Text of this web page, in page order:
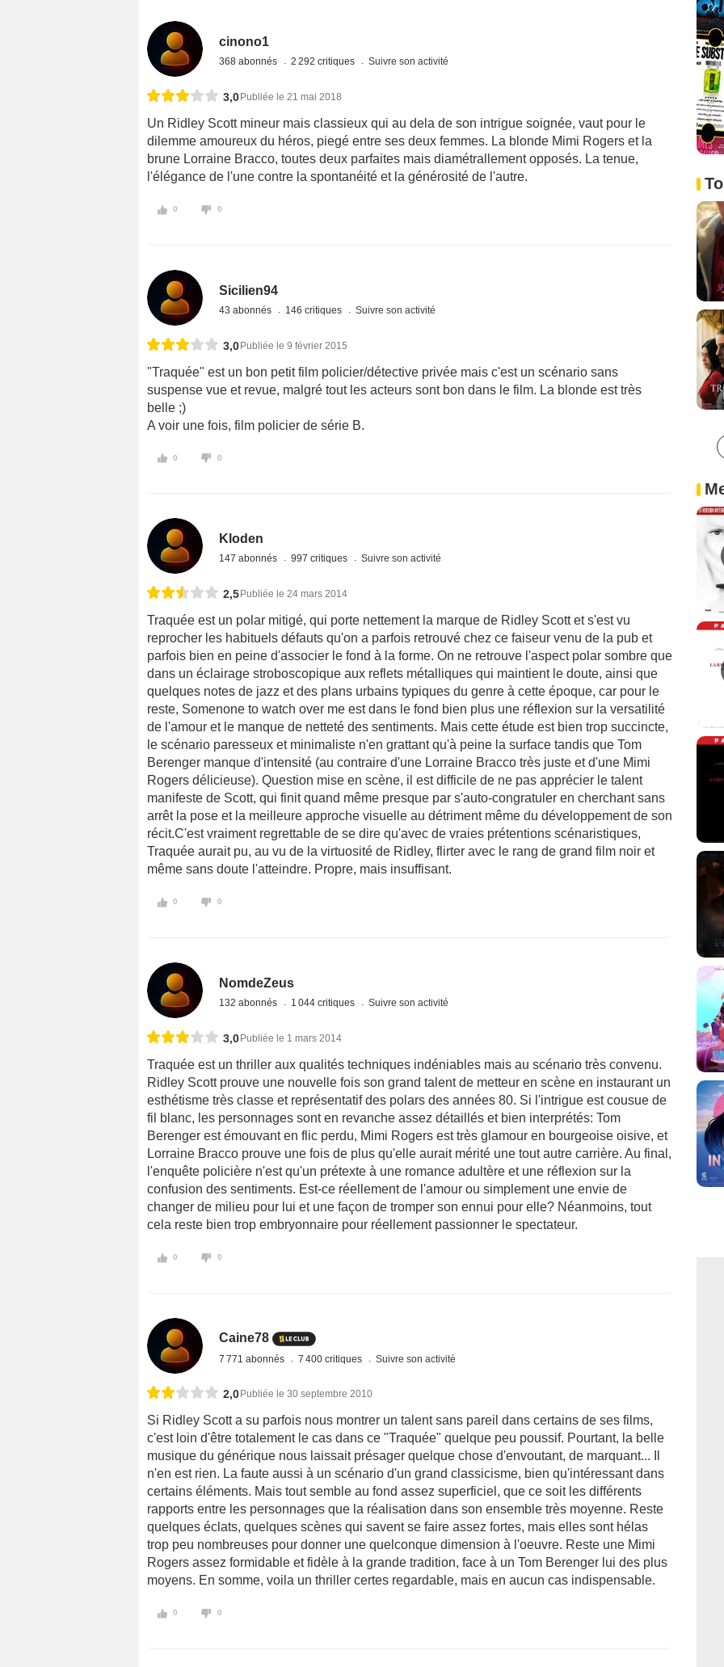
cinono1
368 abonnés 2 292 critiques Suivre son activité
3,0Publiée le 21 mai 2018
Un Ridley Scott mineur mais classieux qui au dela de son intrigue soignée, vaut pour le
dilemme amoureux du héros, piegé entre ses deux femmes. La blonde Mimi Rogers et la
brune Lorraine Bracco, toutes deux parfaites mais diamétrallement opposés. La tenue,
l'élégance de l'une contre la spontanéité et la générosité de l'autre.
0 0
Sicilien94
43 abonnés 146 critiques Suivre son activité
3,0Publiée le 9 février 2015
"Traquée" est un bon petit film policier/détective privée mais c'est un scénario sans
suspense vue et revue, malgré tout les acteurs sont bon dans le film. La blonde est très
belle ;)
A voir une fois, film policier de série B.
0 0
Kloden
147 abonnés 997 critiques Suivre son activité
2,5 Publiée le 24 mars 2014
Traquée est un polar mitigé, qui porte nettement la marque de Ridley Scott et s'est vu
reprocher les habituels défauts qu'on a parfois retrouvé chez ce faiseur venu de la pub et
parfois bien en peine d'associer le fond à la forme. On ne retrouve l'aspect polar sombre que
dans un éclairage stroboscopique aux reflets métalliques qui maintient le doute, ainsi que
quelques notes de jazz et des plans urbains typiques du genre à cette époque, car pour le
reste, Somenone to watch over me est dans le fond bien plus une réflexion sur la versatilité
de l'amour et le manque de netteté des sentiments. Mais cette étude est bien trop succincte,
le scénario paresseux et minimaliste n'en grattant qu'à peine la surface tandis que Tom
Berenger manque d'intensité (au contraire d'une Lorraine Bracco très juste et d'une Mimi
Rogers délicieuse). Question mise en scène, il est difficile de ne pas apprécier le talent
manifeste de Scott, qui finit quand même presque par s'auto-congratuler en cherchant sans
arrêt la pose et la meilleure approche visuelle au détriment même du développement de son
récit.C'est vraiment regrettable de se dire qu'avec de vraies prétentions scénaristiques,
Traquée aurait pu, au vu de la virtuosité de Ridley, flirter avec le rang de grand film noir et
même sans doute l'atteindre. Propre, mais insuffisant.
0 0
NomdeZeus
132 abonnés 1 044 critiques Suivre son activité
3,0 Publiée le 1 mars 2014
Traquée est un thriller aux qualités techniques indéniables mais au scénario très convenu.
Ridley Scott prouve une nouvelle fois son grand talent de metteur en scène en instaurant un
esthétisme très classe et représentatif des polars des années 80. Si l'intrigue est cousue de
fil blanc, les personnages sont en revanche assez détaillés et bien interprétés: Tom
Berenger est émouvant en flic perdu, Mimi Rogers est très glamour en bourgeoise oisive, et
Lorraine Bracco prouve une fois de plus qu'elle aurait mérité une tout autre carrière. Au final,
l'enquête policière n'est qu'un prétexte à une romance adultère et une réflexion sur la
confusion des sentiments. Est-ce réellement de l'amour ou simplement une envie de
changer de milieu pour lui et une façon de tromper son ennui pour elle? Néanmoins, tout
cela reste bien trop embryonnaire pour réellement passionner le spectateur.
0 0
Caine78
7 771 abonnés 7 400 critiques Suivre son activité
2,0 Publiée le 30 septembre 2010
Si Ridley Scott a su parfois nous montrer un talent sans pareil dans certains de ses films,
c'est loin d'être totalement le cas dans ce "Traquée" quelque peu poussif. Pourtant, la belle
musique du générique nous laissait présager quelque chose d'envoutant, de marquant... Il
n'en est rien. La faute aussi à un scénario d'un grand classicisme, bien qu'intéressant dans
certains éléments. Mais tout semble au fond assez superficiel, que ce soit les différents
rapports entre les personnages que la réalisation dans son ensemble très moyenne. Reste
quelques éclats, quelques scènes qui savent se faire assez fortes, mais elles sont hélas
trop peu nombreuses pour donner une quelconque dimension à l'oeuvre. Reste une Mimi
Rogers assez formidable et fidèle à la grande tradition, face à un Tom Berenger lui des plus
moyens. En somme, voila un thriller certes regardable, mais en aucun cas indispensable.
0 0